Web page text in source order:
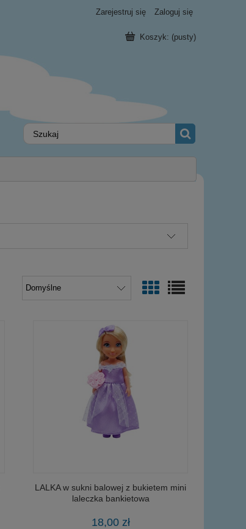
Zarejestruj się Zaloguj się
Koszyk: (pusty)
LALKA w sukni balowej z bukietem mini
laleczka bankietowa
18,00 zł